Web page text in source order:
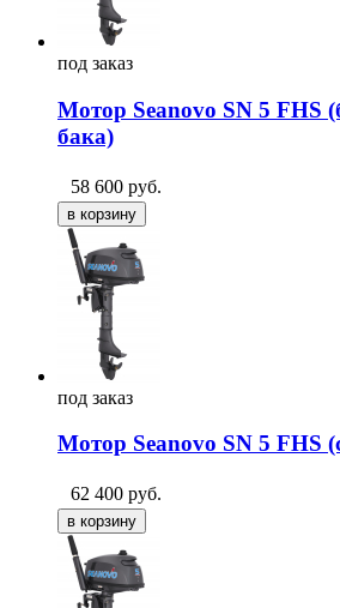
под заказ
Мотор Seanovo SN 5 FHS
бака)
58 600 руб.
под заказ
Мотор Seanovo SN 5 FHS
62 400 руб.